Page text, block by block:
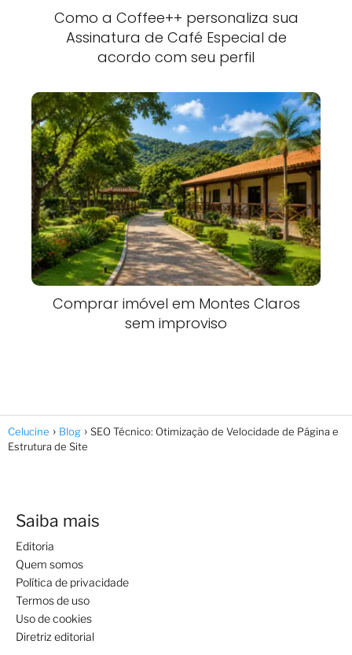
Como a Coffee++ personaliza sua
Assinatura de Café Especial de
acordo com seu perfil
Comprar imóvel em Montes Claros
sem improviso
Celucine Blog
SEO Técnico: Otimização de Velocidade de Página e
Estrutura de Site
Saiba mais
Editoria
Quem somos
Política de privacidade
Termos de uso
Uso de cookies
Diretriz editorial